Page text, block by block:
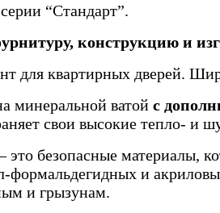
“Стандарт”.
конструкцию и
квартирных дверей.
минеральной ватой с
свои высокие тепло- и
это безопасные материалы,
формальдегидных и
и грызунам.